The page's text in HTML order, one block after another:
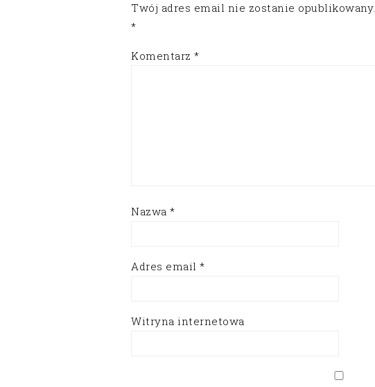
Twój adres email nie zostanie opublikowany.
*
Komentarz *
Nazwa *
Adres email *
Witryna internetowa